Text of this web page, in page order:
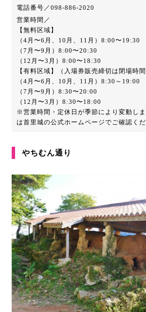
電話番号／098-886-2020
営業時間／
【無料区域】
（4月〜6月、10月、11月）8:00〜19:30
（7月〜9月）8:00〜20:30
（12月〜3月）8:00〜18:30
【有料区域】（入場券販売締切は閉場時間
（4月〜6月、10月、11月）8:30～19:00
（7月〜9月）8:30〜20:00
（12月〜3月）8:30〜18:00
※営業時間・定休日が季節により変動し
は首里城の公式ホームページでご確認くだ
やちむん通り